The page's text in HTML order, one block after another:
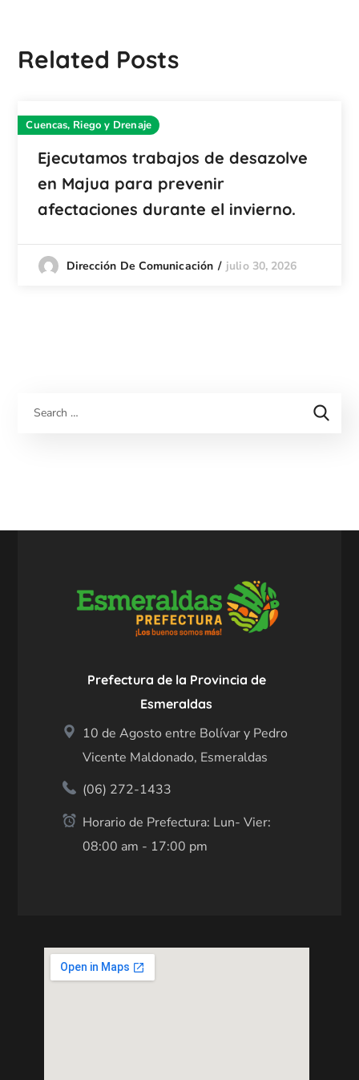
Related Posts
Cuencas, Riego y Drenaje
Ejecutamos trabajos de desazolve
en Majua para prevenir
afectaciones durante el invierno.
Dirección De Comunicación julio 30, 2026
Prefectura de la Provincia de
Esmeraldas
10 de Agosto entre Bolívar y Pedro
Vicente Maldonado, Esmeraldas
(06) 272-1433
Horario de Prefectura: Lun- Vier:
08:00 am - 17:00 pm